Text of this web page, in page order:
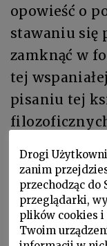
opowieść o
stawaniu się
zamknąć w
tej
pisaniu tej
poszukiwań
jego losu.
dla mnie
jestem
Drogi
zanim
przechodząc do
przeglądarki,
plików cookies
Twoim